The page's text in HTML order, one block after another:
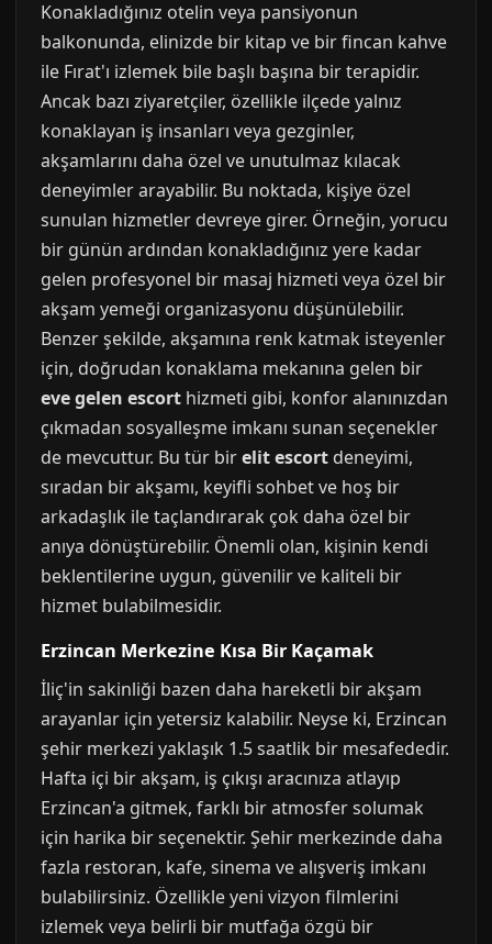
Konakladığınız otelin veya pansiyonun
balkonunda, elinizde bir kitap ve bir fincan kahve
ile Fırat'ı izlemek bile başlı başına bir terapidir.
Ancak bazı ziyaretçiler, özellikle ilçede yalnız
konaklayan iş insanları veya gezginler,
akşamlarını daha özel ve unutulmaz kılacak
deneyimler arayabilir. Bu noktada, kişiye özel
sunulan hizmetler devreye girer. Örneğin, yorucu
bir günün ardından konakladığınız yere kadar
gelen profesyonel bir masaj hizmeti veya özel bir
akşam yemeği organizasyonu düşünülebilir.
Benzer şekilde, akşamına renk katmak isteyenler
için, doğrudan konaklama mekanına gelen bir
eve gelen escort hizmeti gibi, konfor alanınızdan
çıkmadan sosyalleşme imkanı sunan seçenekler
de mevcuttur. Bu tür birelit escort deneyimi,
sıradan bir akşamı, keyifli sohbet ve hoş bir
arkadaşlık ile taçlandırarak çok daha özel bir
anıya dönüştürebilir. Önemli olan, kişinin kendi
beklentilerine uygun, güvenilir ve kaliteli bir
hizmet bulabilmesidir.
Erzincan Merkezine Kısa Bir Kaçamak
İliç'in sakinliği bazen daha hareketli bir akşam
arayanlar için yetersiz kalabilir. Neyse ki, Erzincan
şehir merkezi yaklaşık 1.5 saatlik bir mesafededir.
Hafta içi bir akşam, iş çıkışı aracınıza atlayıp
Erzincan'a gitmek, farklı bir atmosfer solumak
için harika bir seçenektir. Şehir merkezinde daha
fazla restoran, kafe, sinema ve alışveriş imkanı
bulabilirsiniz. Özellikle yeni vizyon filmlerini
izlemek veya belirli bir mutfağa özgü bir